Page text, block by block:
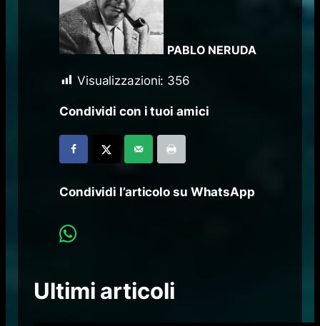
PABLO NERUDA
Visualizzazioni: 356
Condividi con i tuoi amici
Condividi l’articolo su WhatsApp
Ultimi articoli